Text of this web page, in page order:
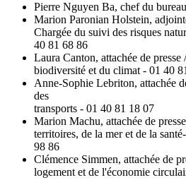
Pierre Nguyen Ba, chef du
Marion Paronian Holstein,
Chargée du suivi des risques
40 81 68 86
Laura Canton, attachée de
biodiversité et du climat - 01 40
Anne-Sophie Lebriton, attachée
des
transports - 01 40 81 18 07
Marion Machu, attachée de
territoires, de la mer et de la
98 86
Clémence Simmen, attachée de
logement et de l'économie